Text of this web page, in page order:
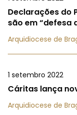
Declarações do
são em “defesa
Arquidiocese de
1 setembro 2022
Cáritas lança
Arquidiocese de